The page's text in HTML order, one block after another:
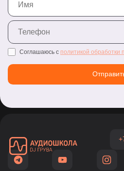
Соглашаюсь с политикой